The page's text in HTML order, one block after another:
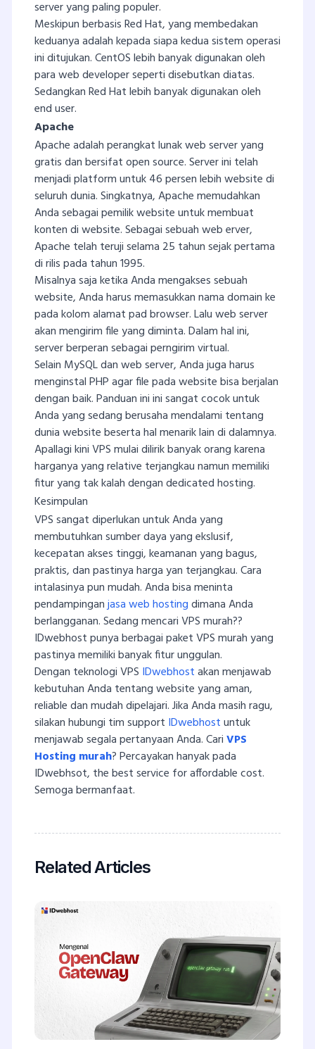
server yang paling populer.
Meskipun berbasis Red Hat, yang membedakan
keduanya adalah kepada siapa kedua sistem operasi
ini ditujukan. CentOS lebih banyak digunakan oleh
para web developer seperti disebutkan diatas.
Sedangkan Red Hat lebih banyak digunakan oleh
end user.
Apache
Apache adalah perangkat lunak web server yang
gratis dan bersifat open source. Server ini telah
menjadi platform untuk 46 persen lebih website di
seluruh dunia. Singkatnya, Apache memudahkan
Anda sebagai pemilik website untuk membuat
konten di website. Sebagai sebuah web erver,
Apache telah teruji selama 25 tahun sejak pertama
di rilis pada tahun 1995.
Misalnya saja ketika Anda mengakses sebuah
website, Anda harus memasukkan nama domain ke
pada kolom alamat pad browser. Lalu web server
akan mengirim file yang diminta. Dalam hal ini,
server berperan sebagai perngirim virtual.
Selain MySQL dan web server, Anda juga harus
menginstal PHP agar file pada website bisa berjalan
dengan baik. Panduan ini ini sangat cocok untuk
Anda yang sedang berusaha mendalami tentang
dunia website beserta hal menarik lain di dalamnya.
Apallagi kini VPS mulai dilirik banyak orang karena
harganya yang relative terjangkau namun memiliki
fitur yang tak kalah dengan dedicated hosting.
Kesimpulan
VPS sangat diperlukan untuk Anda yang
membutuhkan sumber daya yang ekslusif,
kecepatan akses tinggi, keamanan yang bagus,
praktis, dan pastinya harga yan terjangkau. Cara
intalasinya pun mudah. Anda bisa meninta
pendampinganjasa web hostingdimana Anda
berlangganan. Sedang mencari VPS murah??
IDwebhost punya berbagai paket VPS murah yang
pastinya memiliki banyak fitur unggulan.
Dengan teknologi VPS IDwebhostakan menjawab
kebutuhan Anda tentang website yang aman,
reliable dan mudah dipelajari. Jika Anda masih ragu,
silakan hubungi tim support IDwebhostuntuk
menjawab segala pertanyaan Anda. CariVPS
Hosting murah? Percayakan hanyak pada
IDwebhsot, the best service for affordable cost.
Semoga bermanfaat.
Related Articles